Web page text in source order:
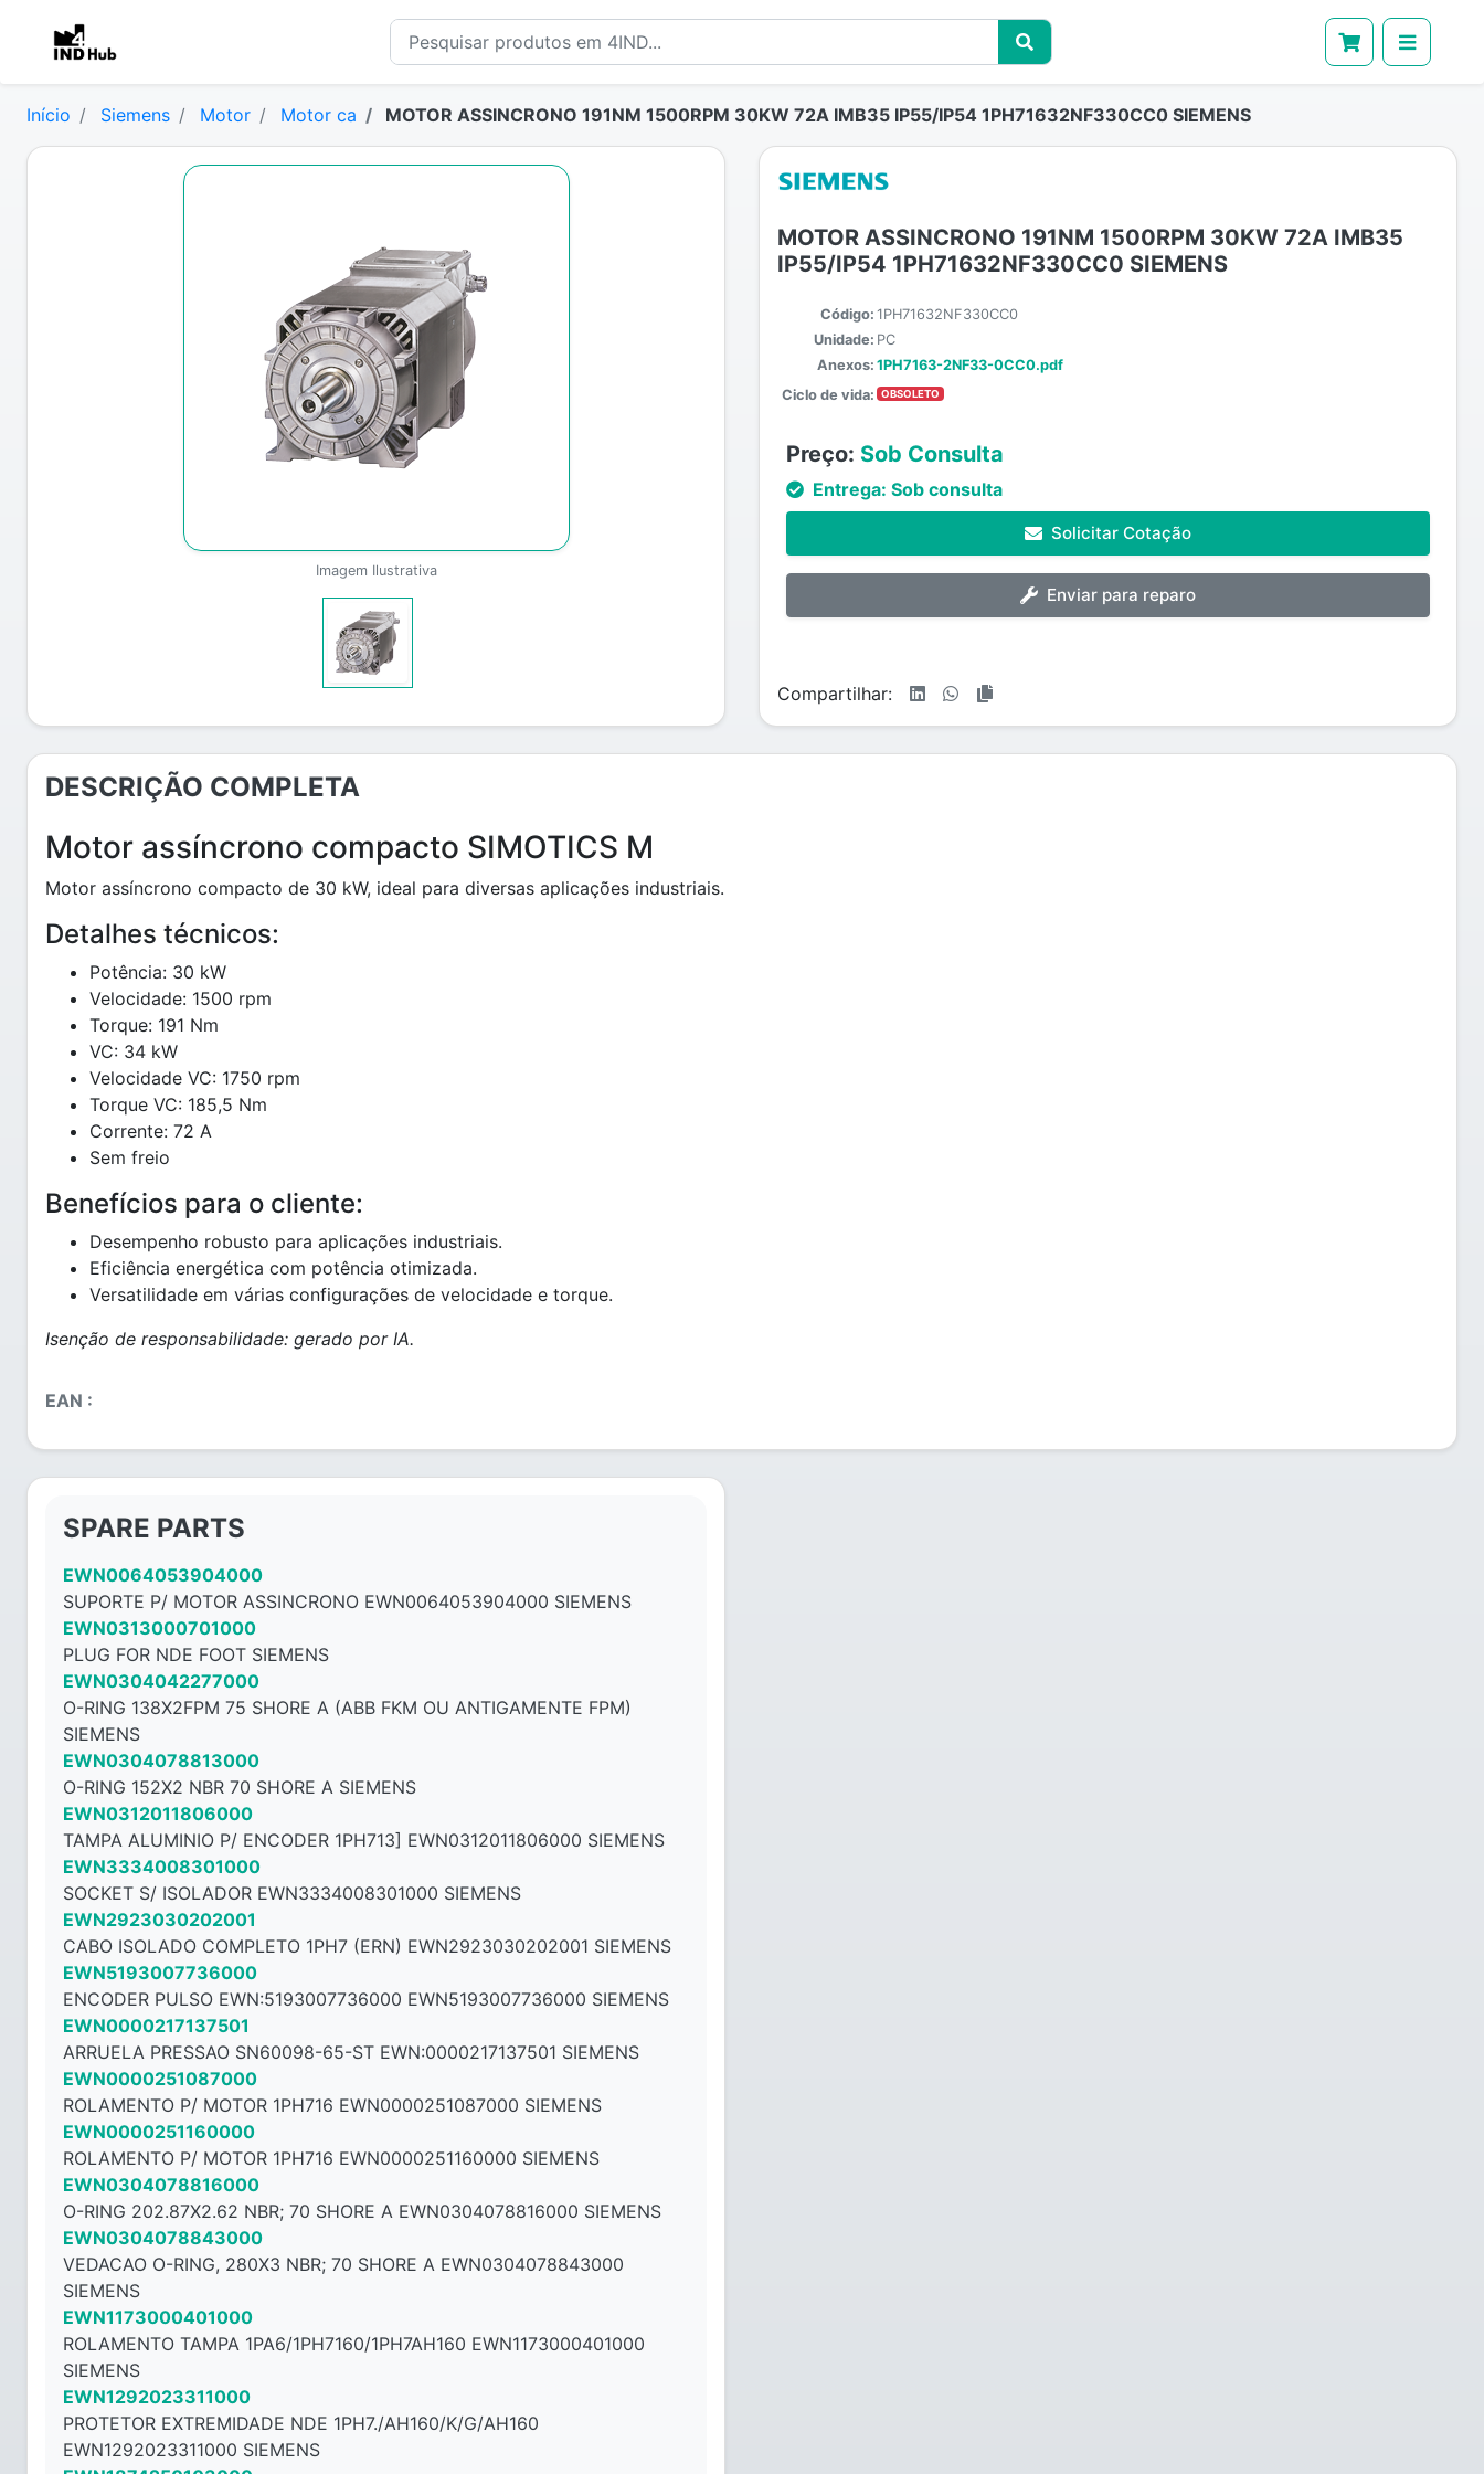
Início Siemens Motor Motor ca MOTOR ASSINCRONO 191NM 1500RPM 30KW 72A IMB35 IP55/IP54 1PH71632NF330CC0 SIEMENS
Imagem Ilustrativa
MOTOR ASSINCRONO 191NM 1500RPM 30KW 72A IMB35
IP55/IP54 1PH71632NF330CC0 SIEMENS
Código: 1PH71632NF330CC0
Unidade: PC
Anexos: 1PH7163-2NF33-0CC0.pdf
Ciclo de vida:
OBSOLETO
Preço: Sob Consulta
Entrega: Sob consulta
Solicitar Cotação
Enviar para reparo
Compartilhar:
DESCRIÇÃO COMPLETA
Motor assíncrono compacto SIMOTICS M
Motor assíncrono compacto de 30 kW, ideal para diversas aplicações industriais.
Detalhes técnicos:
Potência: 30 kW
Velocidade: 1500 rpm
Torque: 191 Nm
VC: 34 kW
Velocidade VC: 1750 rpm
Torque VC: 185,5 Nm
Corrente: 72 A
Sem freio
Benefícios para o cliente:
Desempenho robusto para aplicações industriais.
Eficiência energética com potência otimizada.
Versatilidade em várias configurações de velocidade e torque.
Isenção de responsabilidade: gerado por IA.
EAN :
SPARE PARTS
EWN0064053904000
SUPORTE P/ MOTOR ASSINCRONO EWN0064053904000 SIEMENS
EWN0313000701000
PLUG FOR NDE FOOT SIEMENS
EWN0304042277000
O-RING 138X2FPM 75 SHORE A (ABB FKM OU ANTIGAMENTE FPM)
SIEMENS
EWN0304078813000
O-RING 152X2 NBR 70 SHORE A SIEMENS
EWN0312011806000
TAMPA ALUMINIO P/ ENCODER 1PH713] EWN0312011806000 SIEMENS
EWN3334008301000
SOCKET S/ ISOLADOR EWN3334008301000 SIEMENS
EWN2923030202001
CABO ISOLADO COMPLETO 1PH7 (ERN) EWN2923030202001 SIEMENS
EWN5193007736000
ENCODER PULSO EWN:5193007736000 EWN5193007736000 SIEMENS
EWN0000217137501
ARRUELA PRESSAO SN60098-65-ST EWN:0000217137501 SIEMENS
EWN0000251087000
ROLAMENTO P/ MOTOR 1PH716 EWN0000251087000 SIEMENS
EWN0000251160000
ROLAMENTO P/ MOTOR 1PH716 EWN0000251160000 SIEMENS
EWN0304078816000
O-RING 202.87X2.62 NBR; 70 SHORE A EWN0304078816000 SIEMENS
EWN0304078843000
VEDACAO O-RING, 280X3 NBR; 70 SHORE A EWN0304078843000
SIEMENS
EWN1173000401000
ROLAMENTO TAMPA 1PA6/1PH7160/1PH7AH160 EWN1173000401000
SIEMENS
EWN1292023311000
PROTETOR EXTREMIDADE NDE 1PH7./AH160/K/G/AH160
EWN1292023311000 SIEMENS